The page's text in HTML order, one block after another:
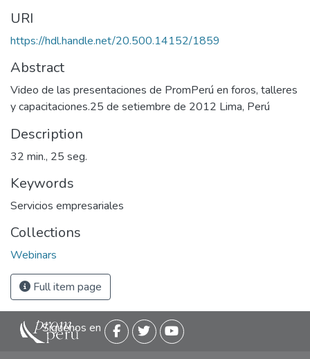
URI
https://hdl.handle.net/20.500.14152/1859
Abstract
Video de las presentaciones de PromPerú en foros, talleres
y capacitaciones.25 de setiembre de 2012 Lima, Perú
Description
32 min., 25 seg.
Keywords
Servicios empresariales
Collections
Webinars
Full item page
Siguenos en